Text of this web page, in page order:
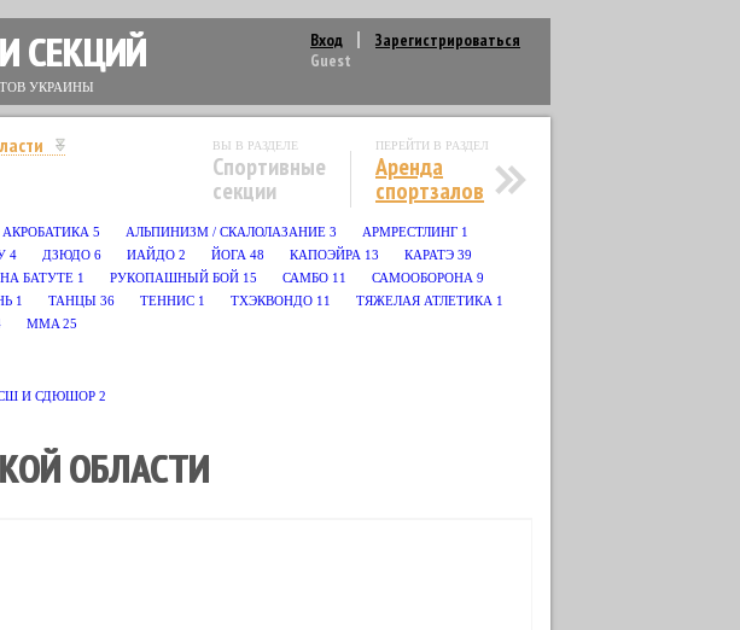
Вход
Зарегистрироваться
Guest
СЕКЦИЙ
УКРАИНЫ
ВЫ В РАЗДЕЛЕ
Спортивные
секции
ПЕРЕЙТИ В РАЗДЕЛ
Аренда
спортзалов
АКРОБАТИКА 5 АЛЬПИНИЗМ / СКАЛОЛАЗАНИЕ 3 АРМРЕСТЛИНГ 1
4 ДЗЮДО 6 ИАЙДО 2 ЙОГА 48 КАПОЭЙРА 13 КАРАТЭ 39
БАТУТЕ 1 РУКОПАШНЫЙ БОЙ 15 САМБО 11 САМООБОРОНА 9
1 ТАНЦЫ 36 ТЕННИС 1 ТХЭКВОНДО 11 ТЯЖЕЛАЯ АТЛЕТИКА 1
MMA 25
И СДЮШОР 2
ОБЛАСТИ